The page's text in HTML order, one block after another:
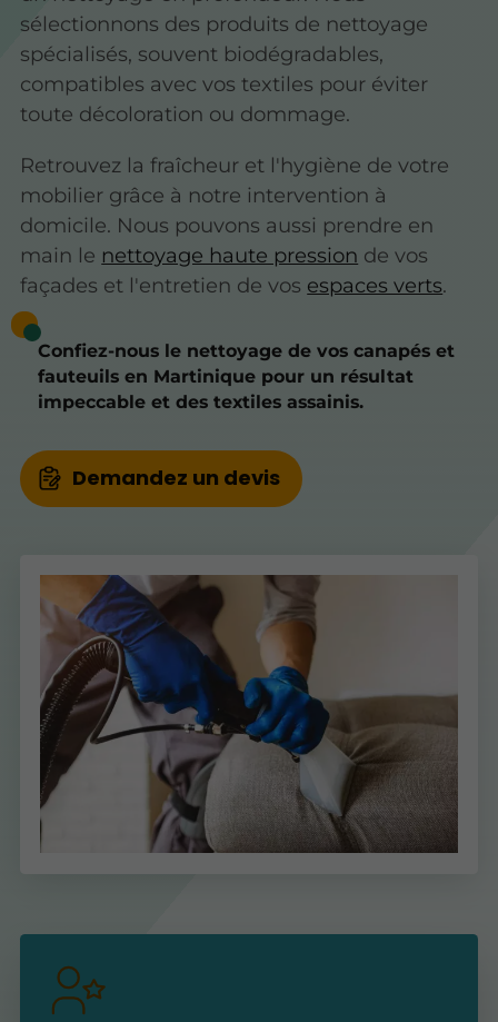
sélectionnons des produits de nettoyage
spécialisés, souvent biodégradables,
compatibles avec vos textiles pour éviter
toute décoloration ou dommage.
Retrouvez la fraîcheur et l'hygiène de votre
mobilier grâce à notre intervention à
domicile. Nous pouvons aussi prendre en
main le nettoyage haute pression de vos
façades et l'entretien de vos espaces verts.
Confiez-nous le nettoyage de vos canapés et
fauteuils en Martinique pour un résultat
impeccable et des textiles assainis.
Demandez un devis